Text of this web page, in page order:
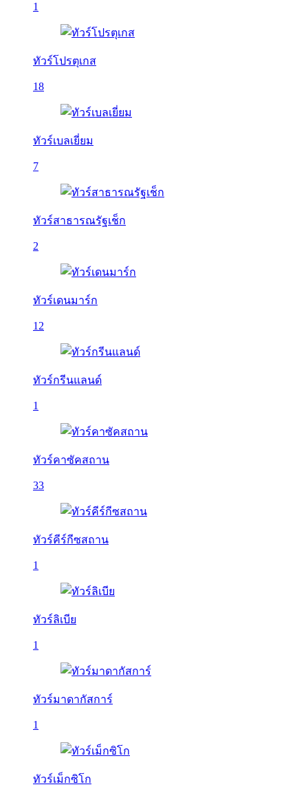
1
ทัวร์โปรตุเกส
18
ทัวร์เบลเยี่ยม
7
ทัวร์สาธารณรัฐเช็ก
2
ทัวร์เดนมาร์ก
12
ทัวร์กรีนแลนด์
1
ทัวร์คาซัคสถาน
33
ทัวร์คีร์กีซสถาน
1
ทัวร์ลิเบีย
1
ทัวร์มาดากัสการ์
1
ทัวร์เม็กซิโก